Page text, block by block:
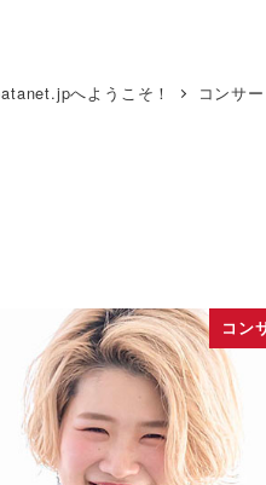
へようこそ！ コンサ
コン